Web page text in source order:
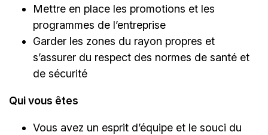
Mettre en place les promotions et les
programmes de l’entreprise
Garder les zones du rayon propres et
s’assurer du respect des normes de santé et
de sécurité
Qui vous êtes
Vous avez un esprit d’équipe et le souci du